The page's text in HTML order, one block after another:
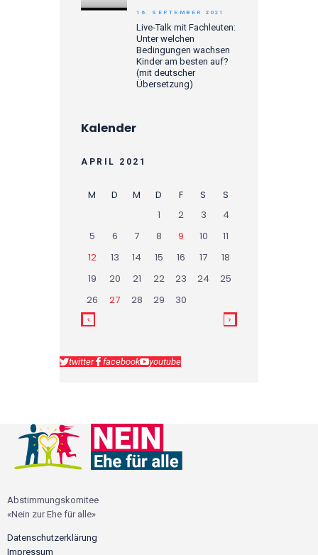
Live-Talk mit Fachleuten:
Unter welchen
Bedingungen wachsen
Kinder am besten auf?
(mit deutscher
Übersetzung)
16. SEPTEMBER 2021
Kalender
APRIL 2021
M D M D F S
S
1
2 3
4
5
6 7 8 9 10
11
12
13 14 15 16 17
18
19
20 21 22 23 24
25
26
27 28 29 30
twitter facebook youtube
Abstimmungskomitee
«Nein zur Ehe für alle»
Datenschutzerklärung
Impressum